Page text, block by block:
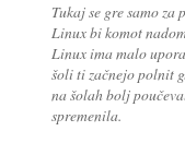
Tukaj se gre samo
Linux bi komot
Linux ima malo
šoli ti začnejo polnit
na šolah bolj
spremenila.